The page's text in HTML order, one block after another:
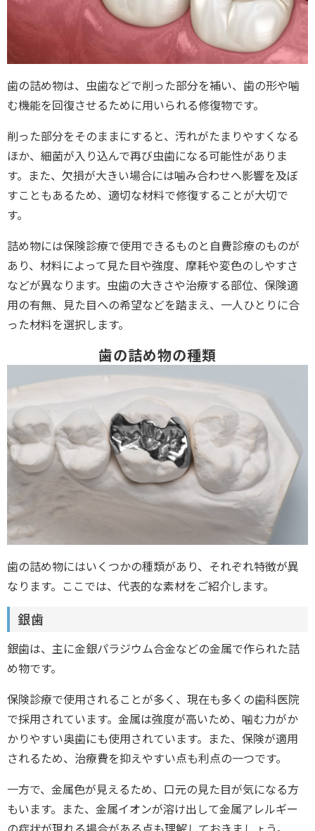
歯の詰め物は、虫歯などで削った部分を補い、歯の形や噛
む機能を回復させるために用いられる修復物です。
削った部分をそのままにすると、汚れがたまりやすくなる
ほか、細菌が入り込んで再び虫歯になる可能性がありま
す。また、欠損が大きい場合には噛み合わせへ影響を及ぼ
すこともあるため、適切な材料で修復することが大切で
す。
詰め物には保険診療で使用できるものと自費診療のものが
あり、材料によって見た目や強度、摩耗や変色のしやすさ
などが異なります。虫歯の大きさや治療する部位、保険適
用の有無、見た目への希望などを踏まえ、一人ひとりに合
った材料を選択します。
歯の詰め物の種類
歯の詰め物にはいくつかの種類があり、それぞれ特徴が異
なります。ここでは、代表的な素材をご紹介します。
銀歯
銀歯は、主に金銀パラジウム合金などの金属で作られた詰
め物です。
保険診療で使用されることが多く、現在も多くの歯科医院
で採用されています。金属は強度が高いため、噛む力がか
かりやすい奥歯にも使用されています。また、保険が適用
されるため、治療費を抑えやすい点も利点の一つです。
一方で、金属色が見えるため、口元の見た目が気になる方
もいます。また、金属イオンが溶け出して金属アレルギー